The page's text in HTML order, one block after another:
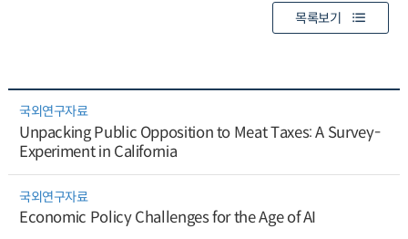
목록보기
국외연구자료
Unpacking Public Opposition to Meat Taxes: A Survey-
Experiment in California
국외연구자료
Economic Policy Challenges for the Age of AI